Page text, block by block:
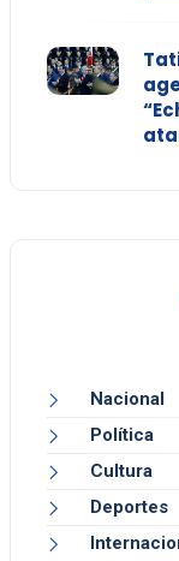
Nacional
Política
Cultura
Deportes